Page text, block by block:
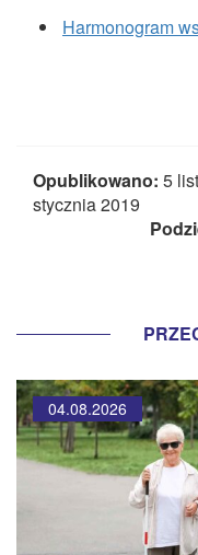
Harmonogram
Opublikowano: 5
stycznia 2019
04.08.2026